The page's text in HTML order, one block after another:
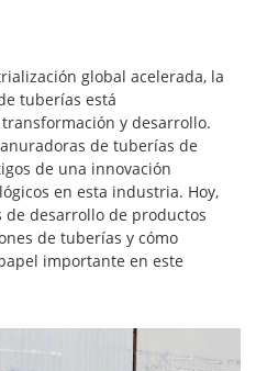
global acelerada, la
tuberías está
y desarrollo.
de tuberías de
de una innovación
en esta industria. Hoy,
desarrollo de productos
de tuberías y cómo
importante en este